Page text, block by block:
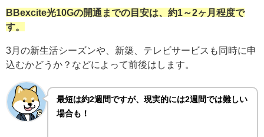
BBexcite光10Gの開通までの目安は、約1～2ヶ月程度で
す。
3月の新生活シーズンや、新築、テレビサービスも同時に申
込むかどうか？などによって前後はします。
最短は約2週間ですが、現実的には2週間では難しい
場合も！